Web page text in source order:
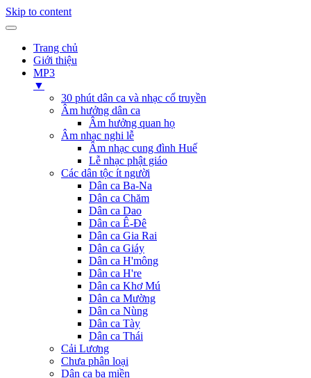
Skip to content
Trang chủ
Giới thiệu
MP3
▼
30 phút dân ca và nhạc cổ truyền
Âm hưởng dân ca
Âm hưởng quan họ
Âm nhạc nghi lễ
Âm nhạc cung đình Huế
Lễ nhạc phật giáo
Các dân tộc ít người
Dân ca Ba-Na
Dân ca Chăm
Dân ca Dao
Dân ca Ê-Đê
Dân ca Gia Rai
Dân ca Giáy
Dân ca H'mông
Dân ca H're
Dân ca Khơ Mú
Dân ca Mường
Dân ca Nùng
Dân ca Tày
Dân ca Thái
Cải Lương
Chưa phân loại
Dân ca ba miền